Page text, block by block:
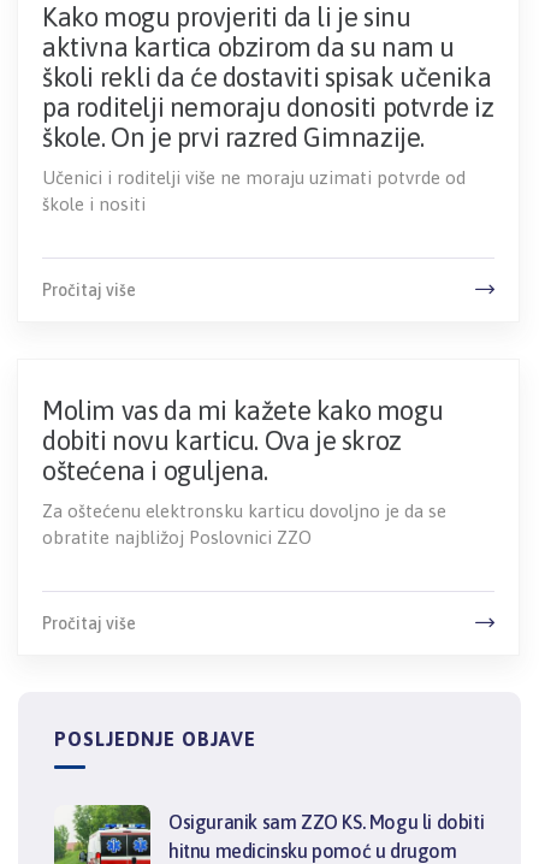
Kako mogu provjeriti da li je sinu
aktivna kartica obzirom da su nam u
školi rekli da će dostaviti spisak učenika
pa roditelji nemoraju donositi potvrde iz
škole. On je prvi razred Gimnazije.
Učenici i roditelji više ne moraju uzimati potvrde od
škole i nositi
Pročitaj više
Molim vas da mi kažete kako mogu
dobiti novu karticu. Ova je skroz
oštećena i oguljena.
Za oštećenu elektronsku karticu dovoljno je da se
obratite najbližoj Poslovnici ZZO
Pročitaj više
POSLJEDNJE OBJAVE
Osiguranik sam ZZO KS. Mogu li dobiti
hitnu medicinsku pomoć u drugom